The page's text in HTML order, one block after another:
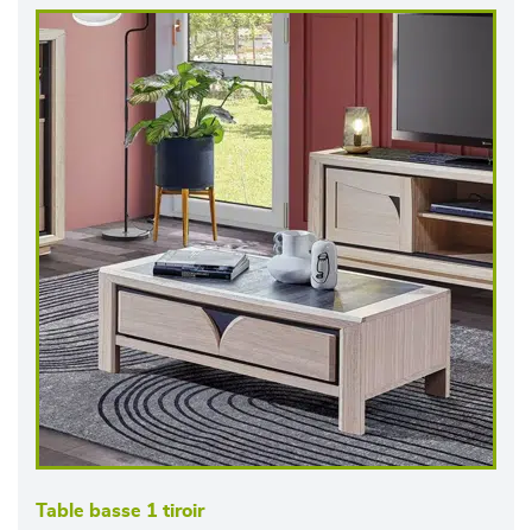
Table basse 1 tiroir